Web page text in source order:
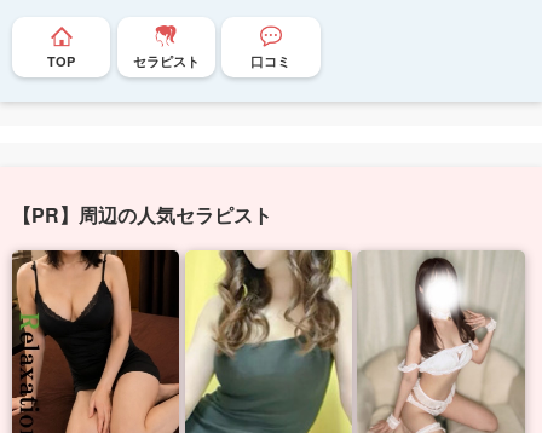
TOP セラピスト 口コミ
【PR】周辺の人気セラピスト